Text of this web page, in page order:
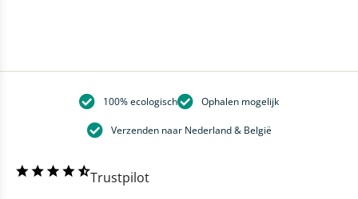
100% ecologisch Ophalen mogelijk
Verzenden naar Nederland & België
Trustpilot